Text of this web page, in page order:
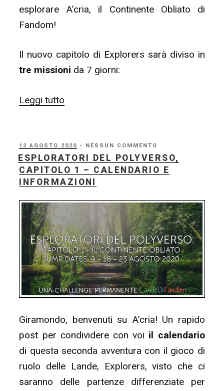
esplorare A’cria, il Continente Obliato di
Fandom!
Il nuovo capitolo di Explorers sarà diviso in
tre missioni da 7 giorni:
Leggi tutto
Capitolo
2
–
Informazioni”
PUBBLICATO
IL
12 AGOSTO 2020 - NESSUN COMMENTO
ESPLORATORI DEL POLYVERSO,
CAPITOLO 1 – CALENDARIO E
INFORMAZIONI
Giramondo, benvenuti su A’cria! Un rapido
post per condividere con voi il calendario
di questa seconda avventura con il gioco di
ruolo delle Lande, Explorers, visto che ci
saranno delle partenze differenziate per